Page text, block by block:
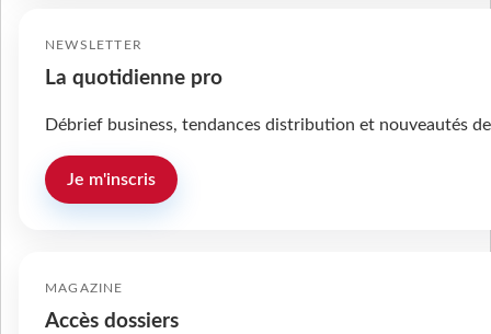
NEWSLETTER
La quotidienne pro
Débrief business, tendances distribution et nouveautés
Je m'inscris
MAGAZINE
Accès dossiers